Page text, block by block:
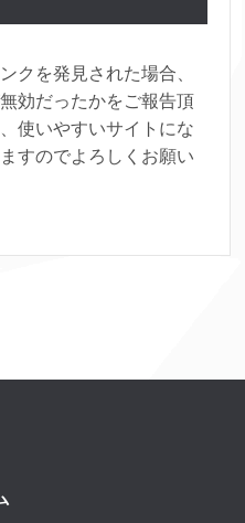
クを発見された場合、
効だったかをご報告頂
使いやすいサイトにな
すのでよろしくお願い